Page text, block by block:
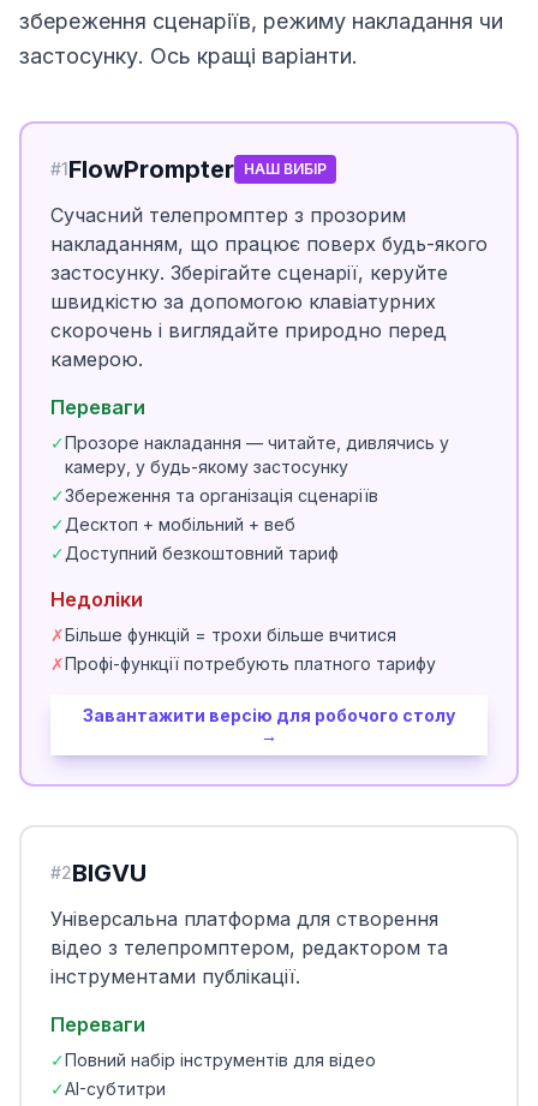
збереження сценаріїв, режиму накладання чи
застосунку. Ось кращі варіанти.
#1FlowPrompter НАШ ВИБІР
Сучасний телепромптер з прозорим
накладанням, що працює поверх будь-якого
застосунку. Зберігайте сценарії, керуйте
швидкістю за допомогою клавіатурних
скорочень і виглядайте природно перед
камерою.
Переваги
✓Прозоре накладання — читайте, дивлячись у
камеру, у будь-якому застосунку
✓Збереження та організація сценаріїв
✓Десктоп + мобільний + веб
✓Доступний безкоштовний тариф
Недоліки
✗Більше функцій = трохи більше вчитися
✗Профі-функції потребують платного тарифу
Завантажити версію для робочого столу
→
#2BIGVU
Універсальна платформа для створення
відео з телепромптером, редактором та
інструментами публікації.
Переваги
✓Повний набір інструментів для відео
✓AI-субтитри